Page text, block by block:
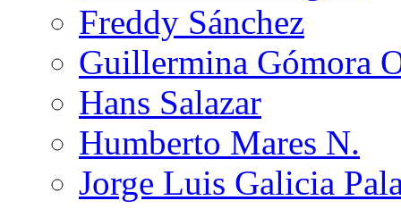
Freddy Sánchez
Guillermina Gómora
Hans Salazar
Humberto Mares N.
Jorge Luis Galicia